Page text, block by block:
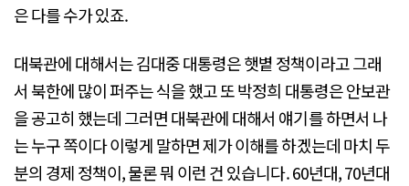
은 다를 수가 있죠.
대북관에 대해서는 김대중 대통령은 햇볕 정책이라고 그래
서 북한에 많이 퍼주는 식을 했고 또 박정희 대통령은 안보관
을 공고히 했는데 그러면 대북관에 대해서 얘기를 하면서 나
는 누구 쪽이다 이렇게 말하면 제가 이해를 하겠는데 마치 두
분의 경제 정책이, 물론 뭐 이런 건 있습니다. 60년대, 70년대